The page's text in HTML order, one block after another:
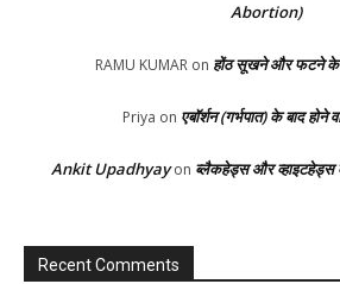
Abortion)
RAMU KUMAR on होंठ सूखने और फटने के
Priya on एबॉर्शन (गर्भपात) के बाद होने
Ankit Upadhyayon ब्लैकहेड्स और
Recent Comments